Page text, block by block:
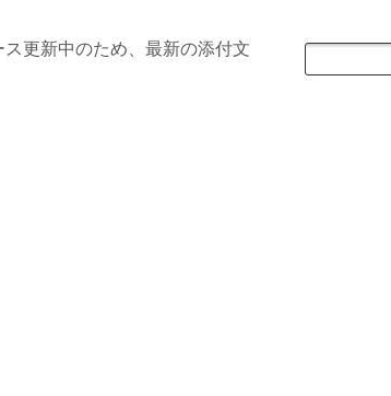
更新中のため、最新の添付文